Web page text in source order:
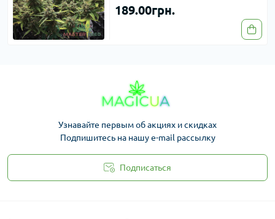
189.00грн.
Узнавайте первым об акциях и скидках
Подпишитесь на нашу e-mail рассылку
Подписаться